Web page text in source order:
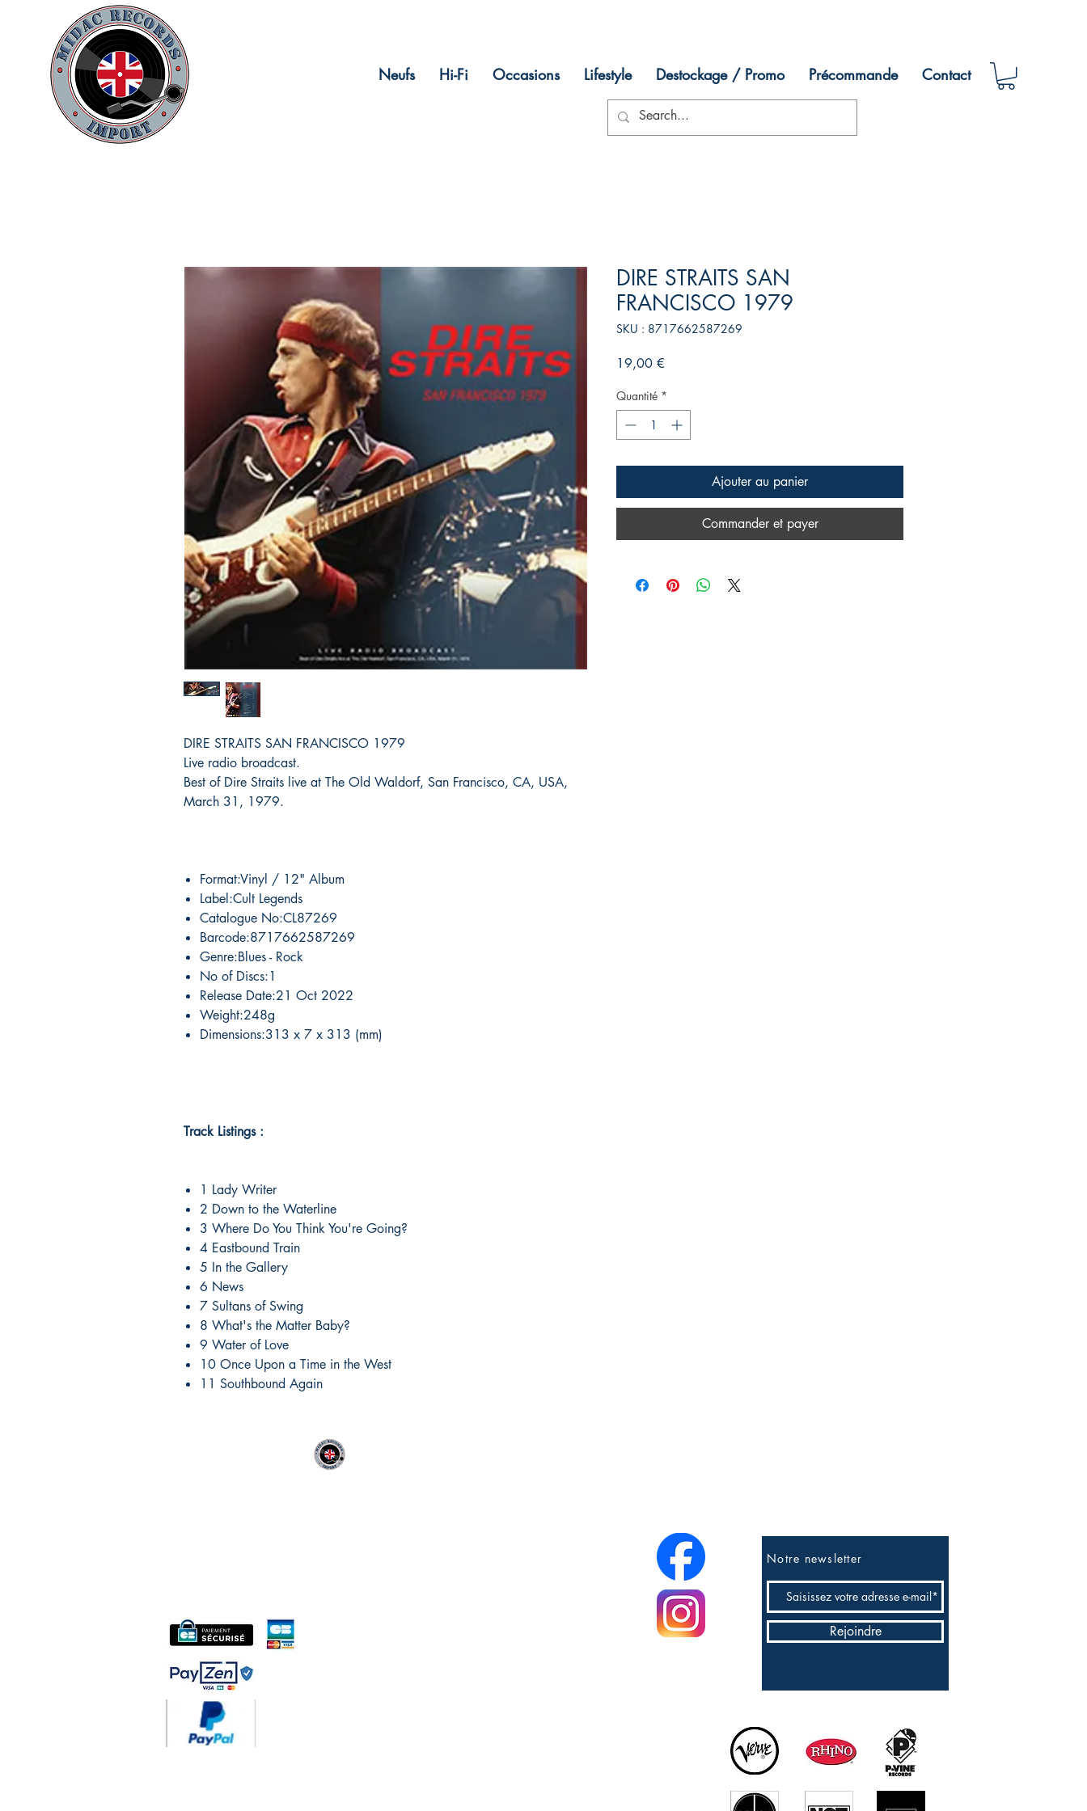
Neufs Hi-Fi Occasions Lifestyle Destockage / Promo Précommande Contact
DIRE STRAITS SAN FRANCISCO 1979
Live radio broadcast.
Best of Dire Straits live at The Old Waldorf, San Francisco, CA, USA,
March 31, 1979.
Format:Vinyl / 12" Album
Label:Cult Legends
Catalogue No:CL87269
Barcode:8717662587269
Genre:Blues - Rock
No of Discs:1
Release Date:21 Oct 2022
Weight:248g
Dimensions:313 x 7 x 313 (mm)
Track Listings :
1 Lady Writer
2 Down to the Waterline
3 Where Do You Think You're Going?
4 Eastbound Train
5 In the Gallery
6 News
7 Sultans of Swing
8 What's the Matter Baby?
9 Water of Love
10 Once Upon a Time in the West
11 Southbound Again
DIRE STRAITS SAN
FRANCISCO 1979
SKU : 8717662587269
19,00 €
Quantité *
Ajouter au panier
Commander et payer
Notre newsletter
Rejoindre